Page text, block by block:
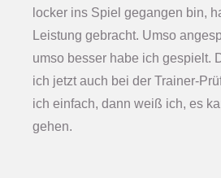
locker ins Spiel gegangen bin,
Leistung gebracht. Umso
umso besser habe ich gespielt.
ich jetzt auch bei der Trainer-
ich einfach, dann weiß ich, es
gehen.